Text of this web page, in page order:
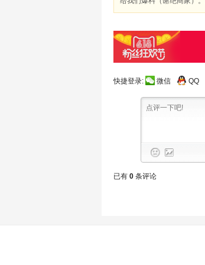
快捷登录: 微信 QQ
已有 0 条评论